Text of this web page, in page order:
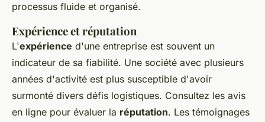
processus fluide et organisé.
Expérience et réputation
L'expérience d'une entreprise est souvent un
indicateur de sa fiabilité. Une société avec plusieurs
années d'activité est plus susceptible d'avoir
surmonté divers défis logistiques. Consultez les avis
en ligne pour évaluer la réputation. Les témoignages